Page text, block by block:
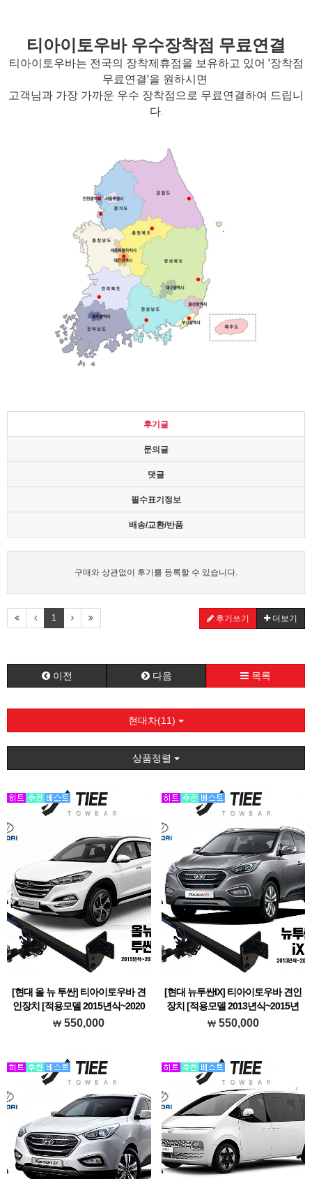
티아이토우바 우수장착점 무료연결
티아이토우바는 전국의 장착제휴점을 보유하고 있어 '장착점
무료연결'을 원하시면
고객님과 가장 가까운 우수 장착점으로 무료연결하여 드립니
다.
후기글
문의글
댓글
필수표기정보
배송/교환/반품
구매와 상관없이 후기를 등록할 수 있습니다.
1 후기쓰기 더보기
이전 다음 목록
현대차(11)
상품정렬
[현대 올 뉴 투싼] 티아이토우바 견
인장치 [적용모델 2015년식~2020
년식]
550,000
[현대 뉴투싼IX] 티아이토우바 견인
장치 [적용모델 2013년식~2015년
식]
550,000